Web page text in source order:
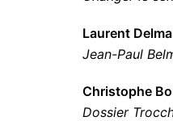
Laurent
Jean-Paul
Christophe
Dossier